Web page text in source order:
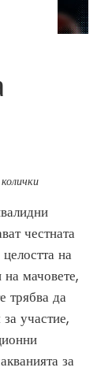
честната
на
мачовете,
трябва да
участие,
за